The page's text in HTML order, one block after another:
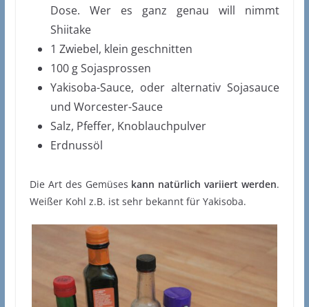
Dose. Wer es ganz genau will nimmt
Shiitake
1 Zwiebel, klein geschnitten
100 g Sojasprossen
Yakisoba-Sauce, oder alternativ Sojasauce
und Worcester-Sauce
Salz, Pfeffer, Knoblauchpulver
Erdnussöl
Die Art des Gemüses kann natürlich variiert werden.
Weißer Kohl z.B. ist sehr bekannt für Yakisoba.